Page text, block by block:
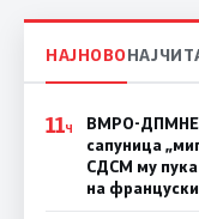
НАЈНОВО
11Ч
ВМРО-ДПМНЕ:
сапуница
СДСМ му пука
на